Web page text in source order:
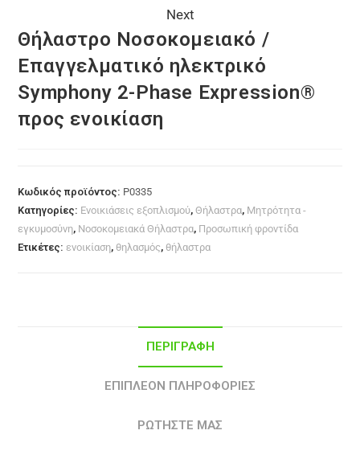
Next
Θήλαστρο Νοσοκομειακό /
Επαγγελματικό ηλεκτρικό
Symphony 2-Phase Expression®
προς ενοικίαση
Κωδικός προϊόντος: P0335
Κατηγορίες: Ενοικιάσεις εξοπλισμού,Θήλαστρα, Μητρότητα -
εγκυμοσύνη, Νοσοκομειακά Θήλαστρα, Προσωπική φροντίδα
Ετικέτες: ενοικίαση, θηλασμός, θήλαστρα
ΠΕΡΙΓΡΑΦΉ
ΕΠΙΠΛΈΟΝ ΠΛΗΡΟΦΟΡΊΕΣ
ΡΩΤΉΣΤΕ ΜΑΣ